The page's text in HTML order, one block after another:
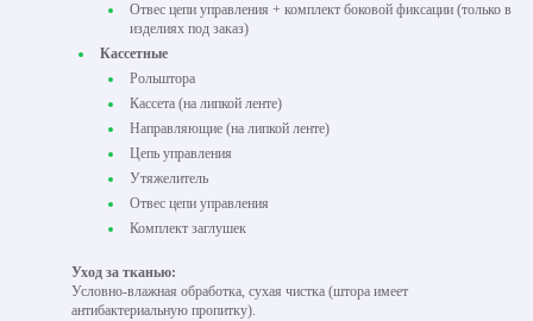
Отвес цепи управления + комплект боковой фиксации (только в
изделиях под заказ)
Кассетные
Рольштора
Кассета (на липкой ленте)
Направляющие (на липкой ленте)
Цепь управления
Утяжелитель
Отвес цепи управления
Комплект заглушек
Уход за тканью:
Условно-влажная обработка, сухая чистка (штора имеет
антибактериальную пропитку).